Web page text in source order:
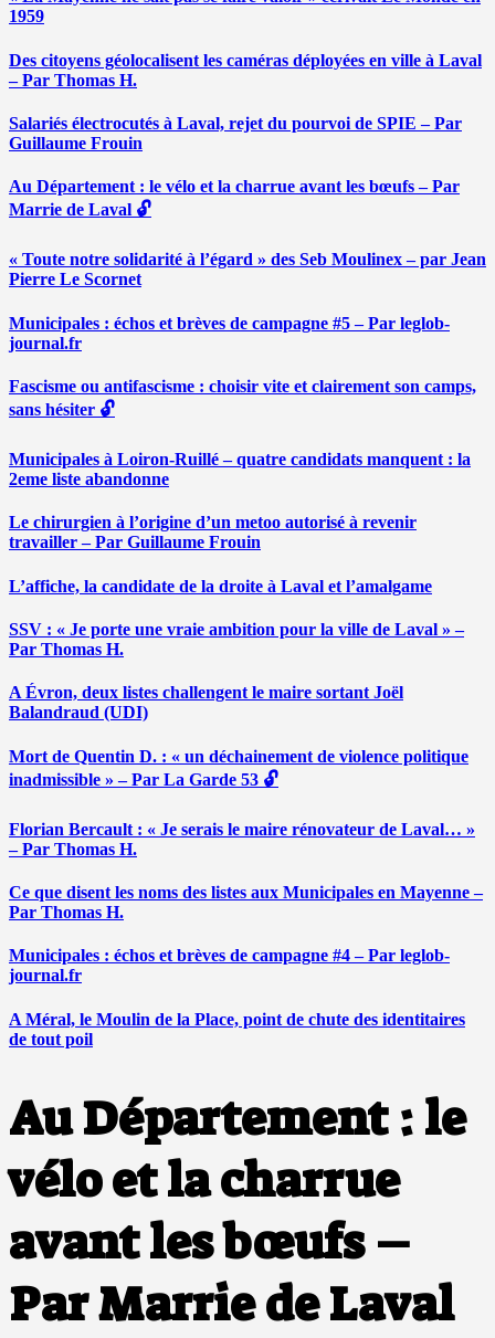
1959
Des citoyens géolocalisent les caméras déployées en ville à Laval
– Par Thomas H.
Salariés électrocutés à Laval, rejet du pourvoi de SPIE – Par
Guillaume Frouin
Au Département : le vélo et la charrue avant les bœufs – Par
Marrie de Laval 🔓
« Toute notre solidarité à l’égard » des Seb Moulinex – par Jean
Pierre Le Scornet
Municipales : échos et brèves de campagne #5 – Par leglob-
journal.fr
Fascisme ou antifascisme : choisir vite et clairement son camps,
sans hésiter 🔓
Municipales à Loiron-Ruillé – quatre candidats manquent : la
2eme liste abandonne
Le chirurgien à l’origine d’un metoo autorisé à revenir
travailler – Par Guillaume Frouin
L’affiche, la candidate de la droite à Laval et l’amalgame
SSV : « Je porte une vraie ambition pour la ville de Laval » –
Par Thomas H.
A Évron, deux listes challengent le maire sortant Joël
Balandraud (UDI)
Mort de Quentin D. : « un déchainement de violence politique
inadmissible » – Par La Garde 53 🔓
Florian Bercault : « Je serais le maire rénovateur de Laval… »
– Par Thomas H.
Ce que disent les noms des listes aux Municipales en Mayenne –
Par Thomas H.
Municipales : échos et brèves de campagne #4 – Par leglob-
journal.fr
A Méral, le Moulin de la Place, point de chute des identitaires
de tout poil
Au Département : le
vélo et la charrue
avant les bœufs –
Par Marrie de Laval